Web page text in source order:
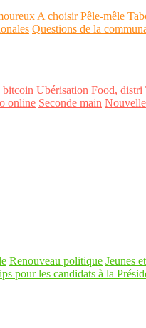
A choisir Pêle-mêle
Questions de la
bitcoin Ubérisation Food, distri
online Seconde main
Renouveau politique Jeunes
pour les candidats à la